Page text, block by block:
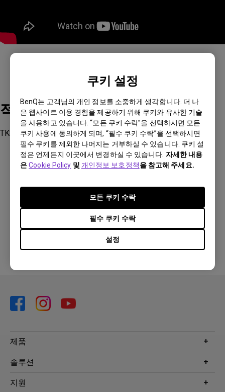
쿠키 설정
BenQ는 고객님의 개인 정보를 소중하게 생각합니다. 더 나
은 웹사이트 이용 경험을 제공하기 위해 쿠키와 유사한 기술
을 사용하고 있습니다. “모든 쿠키 수락”을 선택하시면 모든
쿠키 사용에 동의하게 되며, “필수 쿠키 수락”을 선택하시면
필수 쿠키를 제외한 나머지는 거부하실 수 있습니다. 쿠키 설
정은 언제든지 이곳에서 변경하실 수 있습니다. 자세한 내용
은Cookie Policy 및 개인정보 보호정책을 참고해 주세요.
설정
필수 쿠키 수락
모든 쿠키 수락
적용 모델
TK860i
이 답변이 도움이 되셨습니까?
네 아니요
제품
프로젝터
조명
솔루션
Eye-Care 모니터
지원